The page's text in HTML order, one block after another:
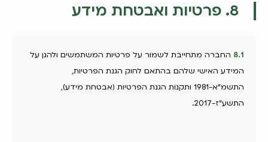
8. פרטיות ואבטחת מידע
8.1 החברה מתחייבת לשמור על פרטיות המשתמשים ולהגן על
המידע האישי שלהם בהתאם לחוק הגנת הפרטיות,
התשמ"א-1981 ותקנות הגנת הפרטיות (אבטחת מידע),
התשע"ז-2017.